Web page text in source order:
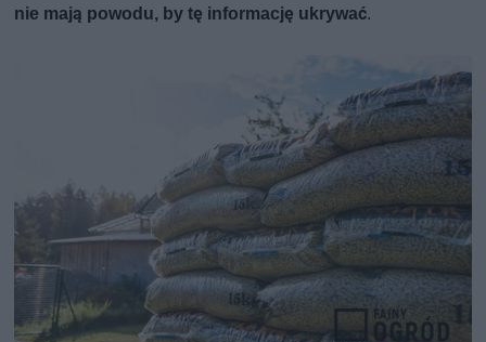
nie mają powodu, by tę informację ukrywać.